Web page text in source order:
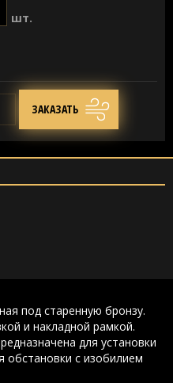
шт.
ЗАКАЗАТЬ
под старенную бронзу.
и накладной рамкой.
для установки
обстановки с изобилием